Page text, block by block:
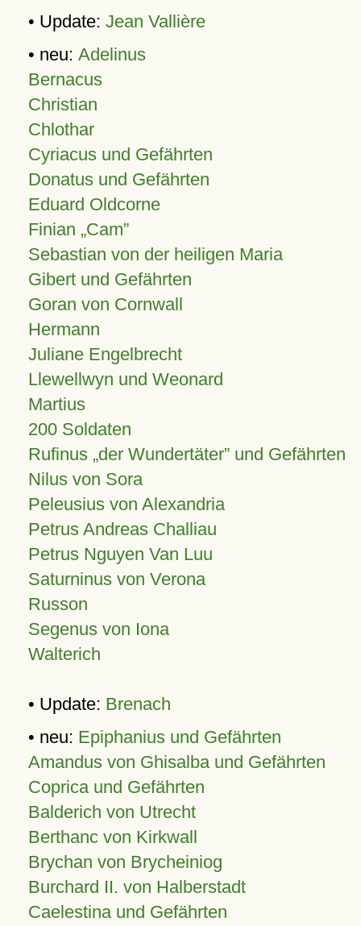
• Update: Jean Vallière
• neu: Adelinus
Bernacus
Christian
Chlothar
Cyriacus und Gefährten
Donatus und Gefährten
Eduard Oldcorne
Finian Cam
Sebastian von der heiligen Maria
Gibert und Gefährten
Goran von Cornwall
Hermann
Juliane Engelbrecht
Llewellwyn und Weonard
Martius
200 Soldaten
Rufinus „der Wundertäter” und Gefährten
Nilus von Sora
Peleusius von Alexandria
Petrus Andreas Challiau
Petrus Nguyen Van Luu
Saturninus von Verona
Russon
Segenus von Iona
Walterich
• Update: Brenach
• neu: Epiphanius und Gefährten
Amandus von Ghisalba und Gefährten
Coprica und Gefährten
Balderich von Utrecht
Berthanc von Kirkwall
Brychan von Brycheiniog
Burchard II. von Halberstadt
Caelestina und Gefährten